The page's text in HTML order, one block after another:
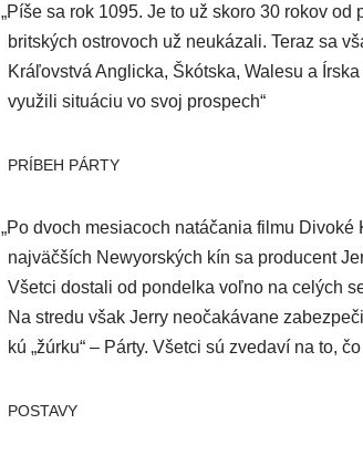
„Píše sa rok 1095. Je to už sko­ro 30 rokov
brit­ských ostro­voch už neuká­za­li. Teraz sa
Kráľovstvá Anglicka, Škótska, Walesu a
využi­li situ­áciu vo svoj prospech“
PRÍBEH PÁRTY
„Po dvoch mesia­coch natá­ča­nia fil­mu Divoké
naj­väč­ších Newyorských kín sa pro­du­cent
Všetci dosta­li od pon­del­ka voľ­no na celých
Na stre­du však Jerry neoča­ká­va­ne
kú „žúr­ku“ – Párty. Všetci sú zve­da­ví na to,
POSTAVY